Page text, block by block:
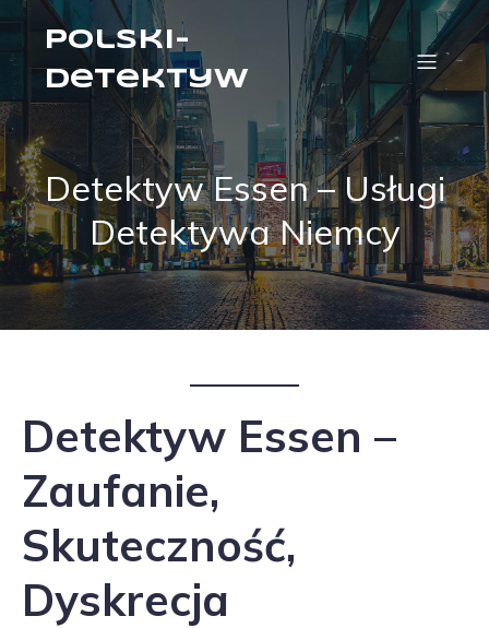
Polski-
Detektyw
Detektyw Essen – Usługi
Detektywa Niemcy
Detektyw Essen –
Zaufanie,
Skuteczność,
Dyskrecja